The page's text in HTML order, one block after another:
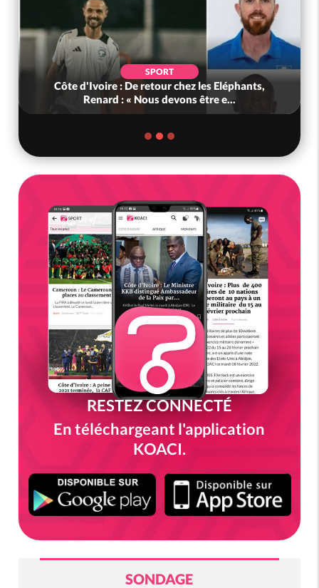
SPORT
Côte d'Ivoire : De retour chez les Eléphants,
Renard : « Nous devons être e...
RESTEZ CONNECTÉ
En téléchargeant l'application
KOACI.
SONDAGE